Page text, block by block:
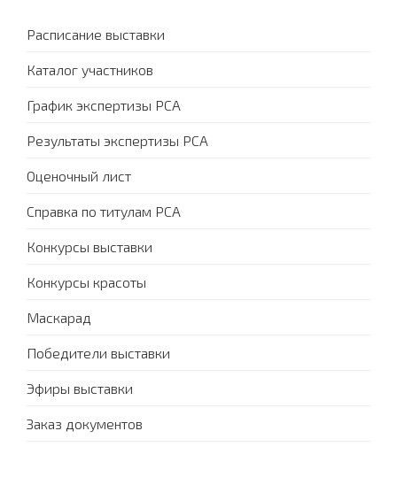
Расписание выставки
Каталог участников
График экспертизы PCA
Результаты экспертизы PCA
Оценочный лист
Справка по титулам PCA
Конкурсы выставки
Конкурсы красоты
Маскарад
Победители выставки
Эфиры выставки
Заказ документов